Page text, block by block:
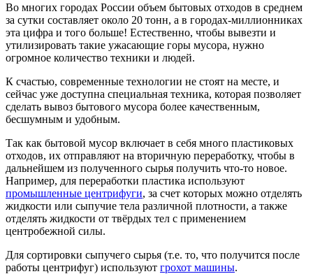
Во многих городах России объем бытовых отходов в среднем
за сутки составляет около 20 тонн, а в городах-миллионниках
эта цифра и того больше! Естественно, чтобы вывезти и
утилизировать такие ужасающие горы мусора, нужно
огромное количество техники и людей.
К счастью, современные технологии не стоят на месте, и
сейчас уже доступна специальная техника, которая позволяет
сделать вывоз бытового мусора более качественным,
бесшумным и удобным.
Так как бытовой мусор включает в себя много пластиковых
отходов, их отправляют на вторичную переработку, чтобы в
дальнейшем из полученного сырья получить что-то новое.
Например, для переработки пластика используют
промышленные центрифуги, за счет которых можно отделять
жидкости или сыпучие тела различной плотности, а также
отделять жидкости от твёрдых тел с применением
центробежной силы.
Для сортировки сыпучего сырья (т.е. то, что получится после
работы центрифуг) используют грохот машины.